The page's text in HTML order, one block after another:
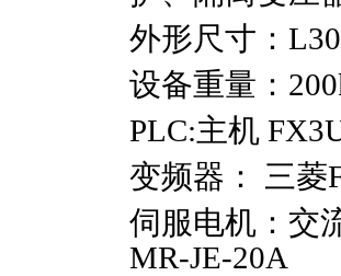
外形尺寸：
设备重量：
PLC:主机
变频器： 三菱
伺服电机：交
MR-JE-20A